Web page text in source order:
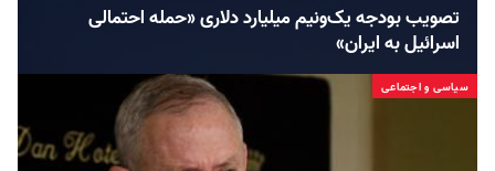
تصویب بودجه یک‌و‌نیم میلیارد دلاری «حمله احتمالی
اسرائیل به ایران»
سیاسی و اجتماعی